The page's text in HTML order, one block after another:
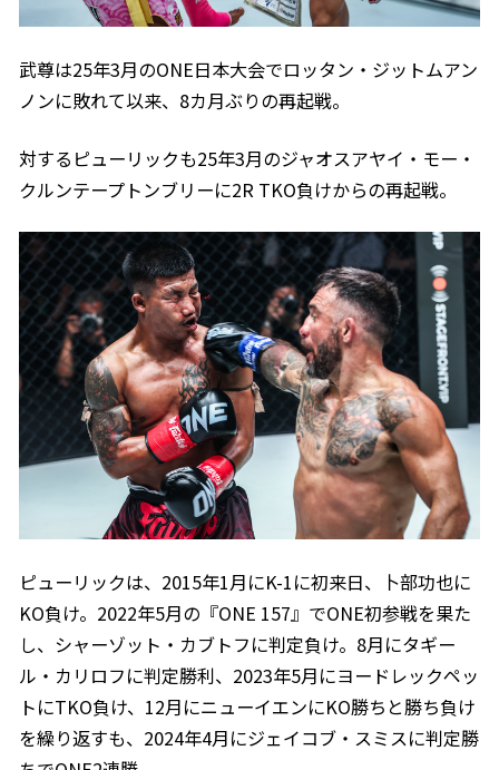
武尊は25年3月のONE日本大会でロッタン・ジットムアン
ノンに敗れて以来、8カ月ぶりの再起戦。
対するピューリックも25年3月のジャオスアヤイ・モー・
クルンテープトンブリーに2R TKO負けからの再起戦。
ピューリックは、2015年1月にK-1に初来日、卜部功也に
KO負け。2022年5月の『ONE 157』でONE初参戦を果た
し、シャーゾット・カブトフに判定負け。8月にタギー
ル・カリロフに判定勝利、2023年5月にヨードレックペッ
トにTKO負け、12月にニューイエンにKO勝ちと勝ち負け
を繰り返すも、2024年4月にジェイコブ・スミスに判定勝